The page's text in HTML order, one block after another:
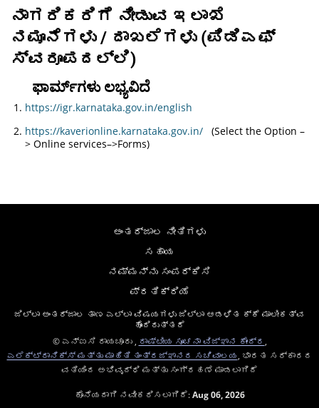
ನಾಗರಿಕರಿಗೆ ನೀಡುವ ಇಲಾಖೆ
ನಮೂನೆಗಳು / ದಾಖಲೆಗಳು (ಪಿಡಿಎಫ್
ಸ್ವರೂಪದಲ್ಲಿ)
ಫಾರ್ಮ್‌ಗಳು ಲಭ್ಯವಿದೆ
https://igr.karnataka.gov.in/english
https://kaverionline.karnataka.gov.in/ (Select the Option –
> Online services–>Forms)
ಅಂತರ್ಜಾಲ ನೀತಿಗಳು
ಸಹಾಯ
ನಮ್ಮನ್ನು ಸಂಪರ್ಕಿಸಿ
ಪ್ರತಿಕ್ರಿಯೆ
ಜಿಲ್ಲಾ ಅಂತರ್ಜಾಲ ತಾಣ ಎಲ್ಲಾ ವಿಷಯಗಳು ಜಿಲ್ಲಾ ಆಡಳಿತ ಕ್ಕೆ ಮಾಲೀಕತ್ವ
ಹೊಂದಿರುತ್ತದೆ
© ಎನ್ಐಸಿ ರಾಯಚೂರು ,
ರಾಷ್ಟೀಯ ಸೂಚನಾ ವಿಜ್ಞಾನ ಕೇಂದ್ರ
ಎಲೆಕ್ಟ್ರಾನಿಕ್ಸ್ ಮತ್ತು ಮಾಹಿತಿ ತಂತ್ರಜ್ಞಾನದ ಸಚಿವಾಲಯ , ಭಾರತ ಸರ್ಕಾರದ
ವತಿಯಿಂದ ಅಭಿವೃದ್ಧಿ ಮತ್ತು ಸಂಗ್ರಹಣೆ ಮಾಡಲಾಗಿದೆ
ಕೊನೆಯದಾಗಿ ನವೀಕರಿಸಲಾಗಿದೆ:Aug 06, 2026